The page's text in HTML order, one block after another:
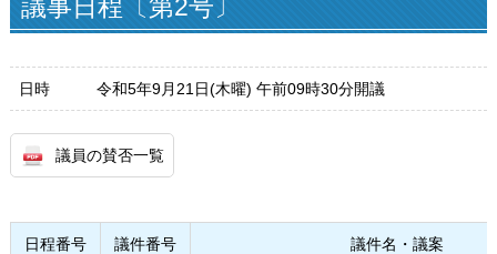
議事日程〔第2号〕
日時 令和5年9月21日(木曜) 午前09時30分開議
議員の賛否一覧
日程番号 議件番号 議件名・議案